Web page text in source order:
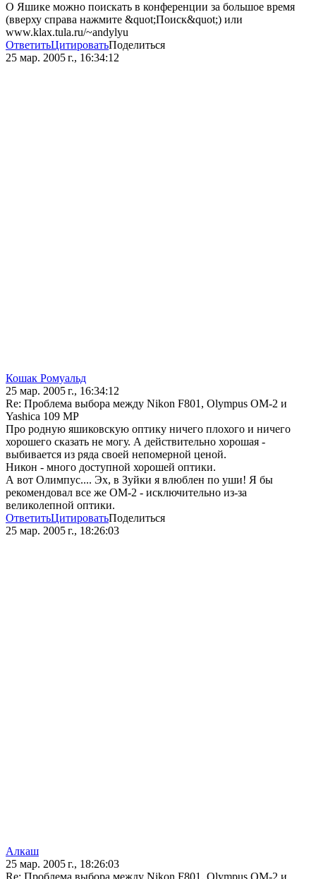
О Яшике можно поискать в конференции за большое время
(вверху справа нажмите &quot;Поиск&quot;) или
www.klax.tula.ru/~andylyu
ОтветитьЦитироватьПоделиться
25 мар. 2005 г., 16:34:12
Кошак Ромуальд
25 мар. 2005 г., 16:34:12
Re: Проблема выбора между Nikon F801, Olympus OM-2 и
Yashica 109 MP
Про родную яшиковскую оптику ничего плохого и ничего
хорошего сказать не могу. А действительно хорошая -
выбивается из ряда своей непомерной ценой.
Никон - много доступной хорошей оптики.
А вот Олимпус.... Эх, в Зуйки я влюблен по уши! Я бы
рекомендовал все же ОМ-2 - исключительно из-за
великолепной оптики.
ОтветитьЦитироватьПоделиться
25 мар. 2005 г., 18:26:03
Алкаш
25 мар. 2005 г., 18:26:03